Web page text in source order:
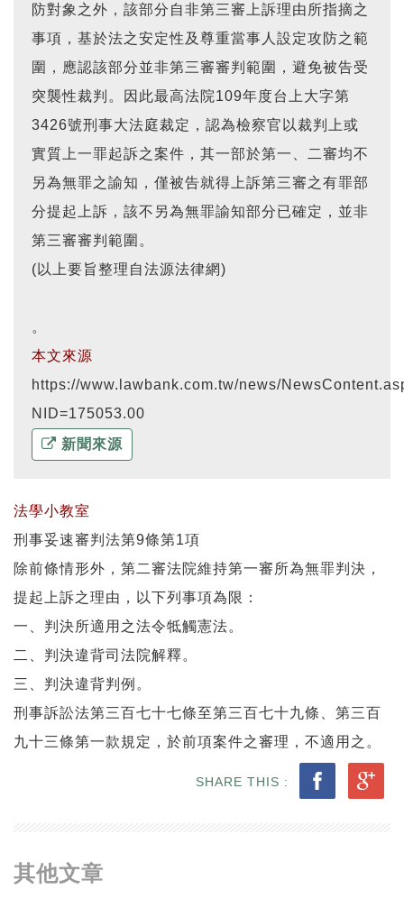
防對象之外，該部分自非第三審上訴理由所指摘之
事項，基於法之安定性及尊重當事人設定攻防之範
圍，應認該部分並非第三審審判範圍，避免被告受
突襲性裁判。因此最高法院109年度台上大字第
3426號刑事大法庭裁定，認為檢察官以裁判上或
實質上一罪起訴之案件，其一部於第一、二審均不
另為無罪之諭知，僅被告就得上訴第三審之有罪部
分提起上訴，該不另為無罪諭知部分已確定，並非
第三審審判範圍。
(以上要旨整理自法源法律網)
。
本文來源
https://www.lawbank.com.tw/news/
NID=175053.00
新聞來源
法學小教室
刑事妥速審判法第9條第1項
除前條情形外，第二審法院維持第一審所為無罪判決，
提起上訴之理由，以下列事項為限：
一、判決所適用之法令牴觸憲法。
二、判決違背司法院解釋。
三、判決違背判例。
刑事訴訟法第三百七十七條至第三百七十九條、第三百
九十三條第一款規 定，於前項案件之審理，不適用之。
SHARE THIS :
其他文章